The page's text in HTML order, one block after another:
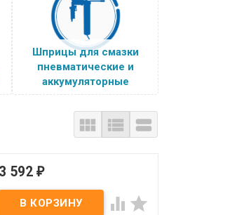
Шприцы для смазки
пневматические и
аккумуляторные
  
3 592₽
 